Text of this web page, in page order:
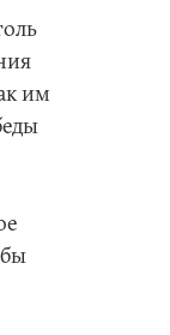
им